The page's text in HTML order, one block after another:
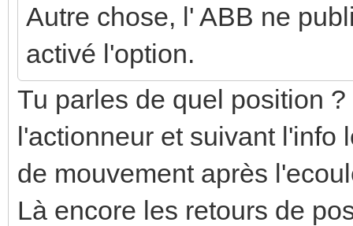
Autre chose, l' ABB ne
activé l'option.
Tu parles de quel position
l'actionneur et suivant l'info
de mouvement après
Là encore les retours de